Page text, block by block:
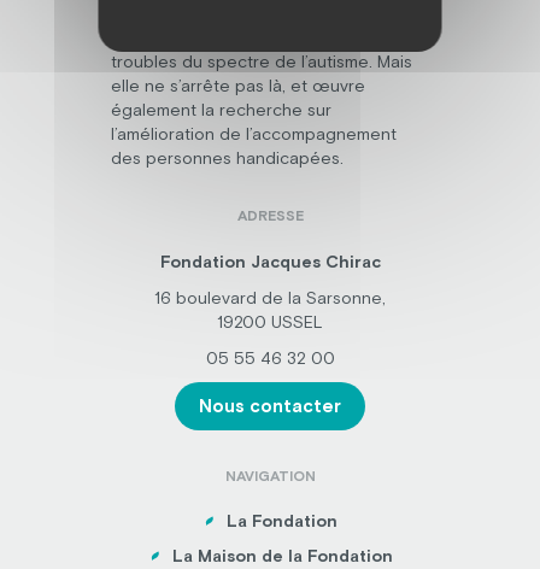
troubles du spectre de l’autisme. Mais
elle ne s’arrête pas là, et œuvre
également la recherche sur
l’amélioration de l’accompagnement
des personnes handicapées.
ADRESSE
Fondation Jacques Chirac
16 boulevard de la Sarsonne,
19200 USSEL
05 55 46 32 00
Nous contacter
NAVIGATION
La Fondation
La Maison de la Fondation